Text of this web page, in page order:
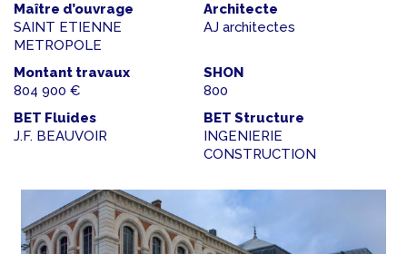
Maître d’ouvrage
SAINT ETIENNE
METROPOLE
Architecte
AJ architectes
Montant travaux
804 900 €
SHON
800
BET Fluides
J.F. BEAUVOIR
BET Structure
INGENIERIE
CONSTRUCTION